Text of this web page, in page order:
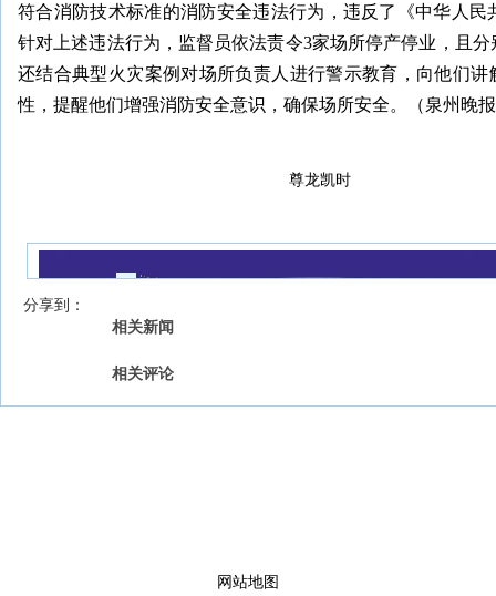
符合消防技术标准的消防安全违法行为，违反了《中华人民
针对上述违法行为，监督员依法责令3家场所停产停业，且
还结合典型火灾案例对场所负责人进行警示教育，向他们讲
性，提醒他们增强消防安全意识，确保场所安全。（泉州晚
尊龙凯时
分享到：
相关新闻
相关评论
网站地图